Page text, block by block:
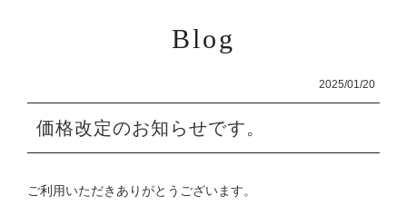
Blog
2025/01/20
価格改定のお知らせです。
ご利用いただきありがとうございます。